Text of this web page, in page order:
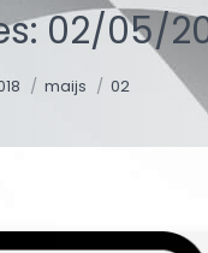
02/05/
maijs 02